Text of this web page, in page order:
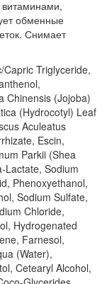
обменные
Снимает
Triglyceride,
Chinensis (Jojoba)
(Hydrocotyl) Leaf
Aculeatus
Escin,
Parkii (Shea
Lactate, Sodium
Phenoxyethanol,
Sodium Sulfate,
Chloride,
Hydrogenated
Farnesol,
(Water),
Cetearyl Alcohol,